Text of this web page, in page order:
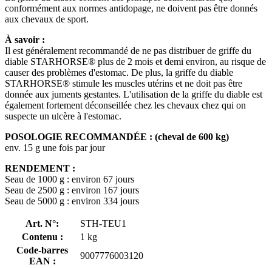
conformément aux normes antidopage, ne doivent pas être donnés
aux chevaux de sport.
À savoir :
Il est généralement recommandé de ne pas distribuer de griffe du
diable STARHORSE® plus de 2 mois et demi environ, au risque de
causer des problèmes d'estomac. De plus, la griffe du diable
STARHORSE® stimule les muscles utérins et ne doit pas être
donnée aux juments gestantes. L'utilisation de la griffe du diable est
également fortement déconseillée chez les chevaux chez qui on
suspecte un ulcère à l'estomac.
POSOLOGIE RECOMMANDÉE : (cheval de 600 kg)
env. 15 g une fois par jour
RENDEMENT :
Seau de 1000 g : environ 67 jours
Seau de 2500 g : environ 167 jours
Seau de 5000 g : environ 334 jours
Art. N°:
STH-TEU1
Contenu :
1 kg
Code-barres
EAN :
9007776003120